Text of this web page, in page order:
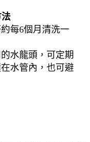
每6個月清洗一
水龍頭，可定期
水管內，也可避